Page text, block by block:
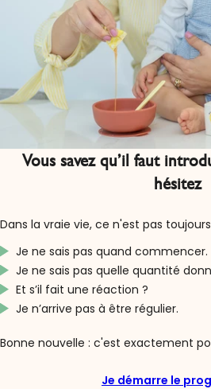
Vous savez qu’il faut
hésitez
Dans la vraie vie, ce n'est pas
Je ne sais pas quand commencer.
Je ne sais pas quelle quantité
Et s’il fait une réaction ?
Je n’arrive pas à être régulier.
Bonne nouvelle : c'est exactement
Je démarre le